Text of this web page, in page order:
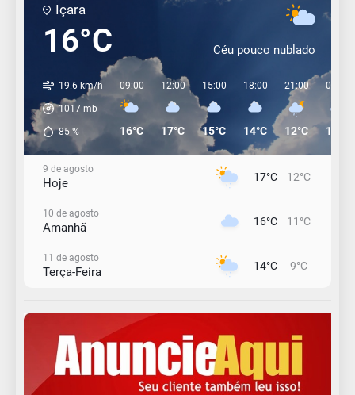
Içara
16°C Céu pouco nublado
19.6 km/h
1017 mb
85 %
09:00
16°C
12:00
17°C
15:00
15°C
18:00
14°C
21:00
12°C
00:00
12°C
9 de agosto
Hoje 17°C 12°C
10 de agosto
Amanhã 16°C 11°C
11 de agosto
Terça-Feira 14°C 9°C
Quarta-Feira 13°C 11°C
13 de agosto
Quinta-Feira